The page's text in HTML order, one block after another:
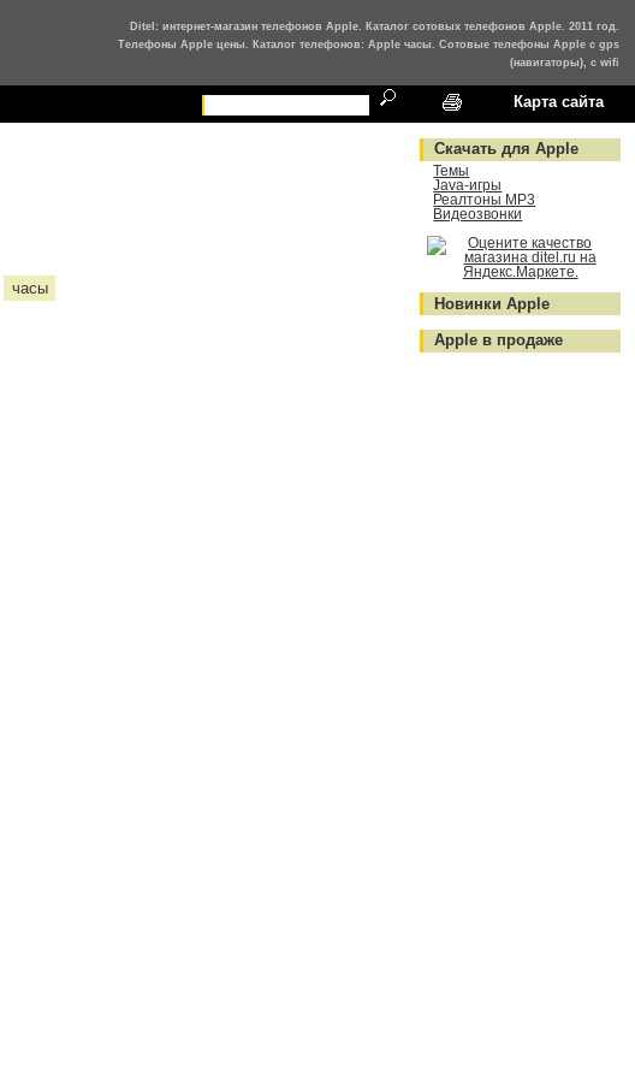
Ditel: интернет-магазин телефонов Apple. Каталог сотовых телефонов Apple. 2011 год.
Телефоны Apple цены. Каталог телефонов: Apple часы. Сотовые телефоны Apple с gps
(навигаторы), с wifi
Карта сайта
часы
Скачать для Apple
Темы
Java-игры
Реалтоны MP3
Видеозвонки
Новинки Apple
Apple в продаже